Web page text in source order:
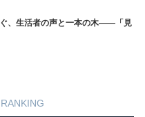
、生活者の声と一本の木――「見
RANKING